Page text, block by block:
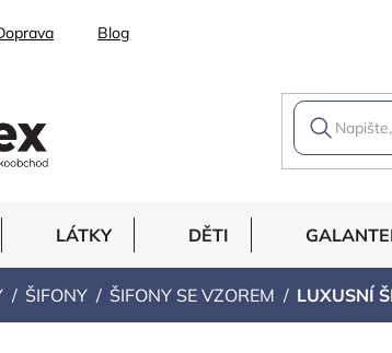
Blog
LÁTKY DĚTI
ŠIFONY ŠIFONY SE VZOREM LUXUSNÍ